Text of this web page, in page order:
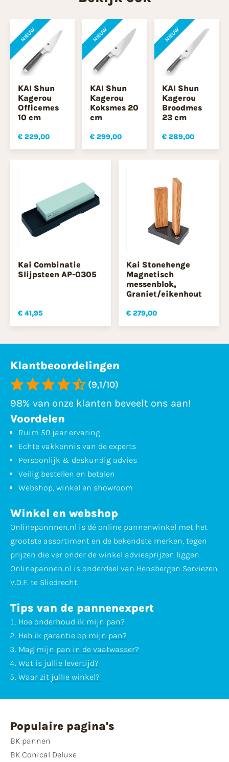
NIEUW
KAI Shun
Kagerou
Officemes
10 cm
€ 229,00
NIEUW
KAI Shun
Kagerou
Koksmes 20
cm
€ 299,00
NIEUW
KAI Shun
Kagerou
Broodmes
23 cm
€ 289,00
Kai Combinatie
Slijpsteen AP-0305
€ 41,95
Kai Stonehenge
Magnetisch
messenblok,
Graniet/eikenhout
€ 279,00
Klantbeoordelingen
(9,1/10)
98% van onze klanten beveelt ons aan!
Voordelen
Ruim 50 jaar ervaring
Echte vakkennis van de experts
Persoonlijk & deskundig advies
Veilig bestellen en betalen
Webshop, winkel en showroom
Winkel en webshop
Onlinepannnen.nl is dé online pannenwinkel met het
grootste assortiment en de bekendste merken, tegen
prijzen die ver onder de winkel adviesprijzen liggen.
Onlinepannen.nl is onderdeel van Hensbergen Serviezen
V.O.F. te Sliedrecht.
Tips van de pannenexpert
Hoe onderhoud ik mijn pan?
Heb ik garantie op mijn pan?
Mag mijn pan in de vaatwasser?
Wat is jullie levertijd?
Waar zit jullie winkel?
Populaire pagina's
BK pannen
BK Conical Deluxe